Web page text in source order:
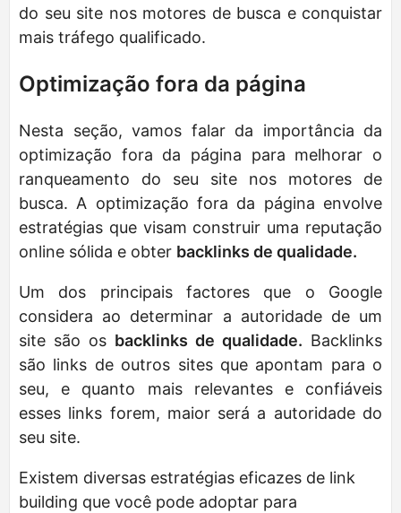
do seu site nos motores de busca e conquistar
mais tráfego qualificado.
Optimização fora da página
Nesta seção, vamos falar da importância da
optimização fora da página para melhorar o
ranqueamento do seu site nos motores de
busca. A optimização fora da página envolve
estratégias que visam construir uma reputação
online sólida e obter backlinks de qualidade.
Um dos principais factores que o Google
considera ao determinar a autoridade de um
site são os backlinks de qualidade. Backlinks
são links de outros sites que apontam para o
seu, e quanto mais relevantes e confiáveis
esses links forem, maior será a autoridade do
seu site.
Existem diversas estratégias eficazes de link
building que você pode adoptar para